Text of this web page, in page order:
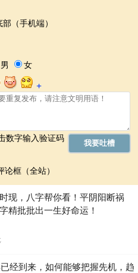
（手机端）
论框（全站）
现，八字帮你看！平阴阳断祸
精批批出一生好命运！
经到来，如何能够把握先机，趋